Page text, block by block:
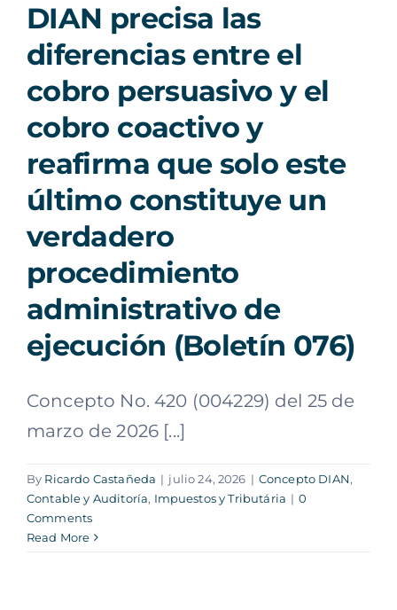
DIAN precisa las
diferencias entre el
cobro persuasivo y el
cobro coactivo y
reafirma que solo este
último constituye un
verdadero
procedimiento
administrativo de
ejecución (Boletín 076)
Concepto No. 420 (004229) del 25 de
marzo de 2026 [...]
By Ricardo Castañeda | julio 24, 2026 | Concepto DIAN,
Contable y Auditoría, Impuestos y Tributária | 0
Comments
Read More